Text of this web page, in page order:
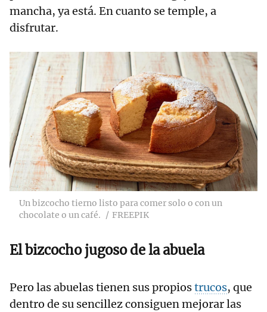
mancha, ya está. En cuanto se temple, a
disfrutar.
Un bizcocho tierno listo para comer solo o con un
chocolate o un café.
FREEPIK
El bizcocho jugoso de la abuela
Pero las abuelas tienen sus propiostrucos, que
dentro de su sencillez consiguen mejorar las